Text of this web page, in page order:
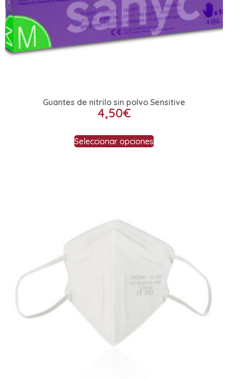
Guantes de nitrilo sin polvo Sensitive
4,50€
Seleccionar opciones